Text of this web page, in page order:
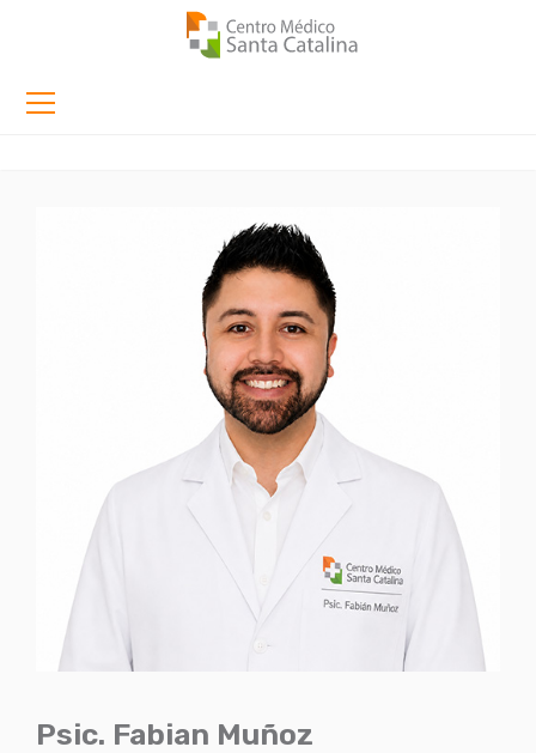
Psic. Fabian Muñoz